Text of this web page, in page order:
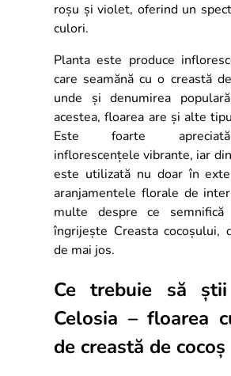
roșu și violet, oferind un
culori.
Planta este produce
care seamănă cu o creastă
unde și denumirea
acestea, floarea are și alte
Este foarte
inflorescențele vibrante, iar
este utilizată nu doar în
aranjamentele florale de
multe despre ce
îngrijește Creasta cocoșului,
de mai jos.
Ce trebuie să știi
Celosia – floarea
de creastă de cocoș